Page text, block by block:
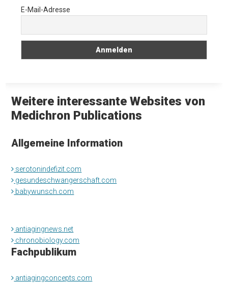
E-Mail-Adresse
Weitere interessante Websites von
Medichron Publications
Allgemeine Information
serotonindefizit.com
gesundeschwangerschaft.com
babywunsch.com
antiagingnews.net
chronobiology.com
Fachpublikum
antiagingconcepts.com